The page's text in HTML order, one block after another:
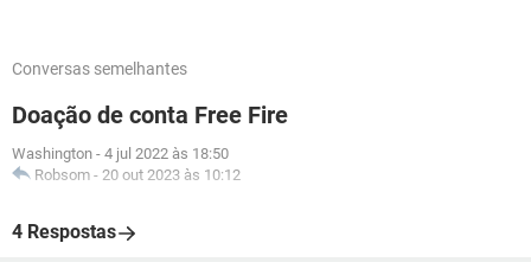
Conversas semelhantes
Doação de conta Free Fire
Washington - 4 jul 2022 às 18:50
Robsom - 20 out 2023 às 10:12
4 Respostas